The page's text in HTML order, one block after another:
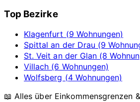
Top Bezirke
Klagenfurt (9 Wohnungen)
Spittal an der Drau (9
St. Veit an der Glan (8
Villach (6 Wohnungen)
Wolfsberg (4 Wohnungen)
📖 Alles über Einkommensgrenzen &